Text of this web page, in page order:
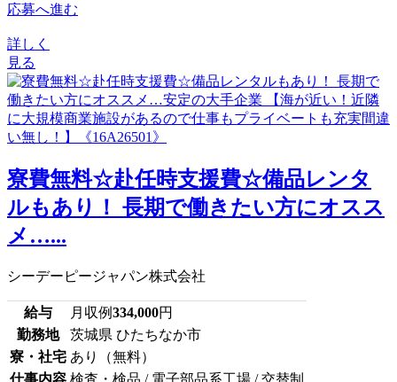
応募へ進む
詳しく
見る
寮費無料☆赴任時支援費☆備品レンタ
ルもあり！ 長期で働きたい方にオスス
メ…...
シーデーピージャパン株式会社
給与 月収例334,000円
勤務地
茨城県 ひたちなか市
寮・社宅 あり（無料）
仕事内容 検査・検品 / 電子部品系工場 / 交替制